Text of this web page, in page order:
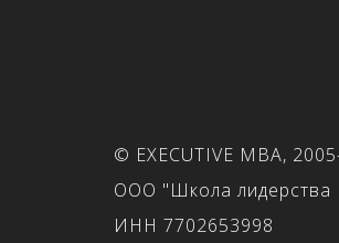
© EXECUTIVE MBA,
ООО "Школа
ИНН 7702653998